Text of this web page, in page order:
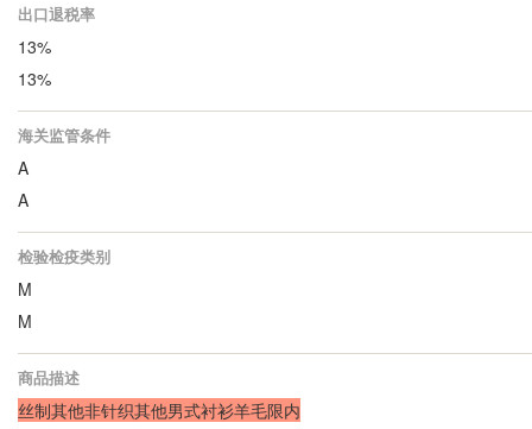
出口退税率
13%
13%
海关监管条件
A
A
检验检疫类别
M
M
商品描述
丝制其他非针织其他男式衬衫羊毛限内